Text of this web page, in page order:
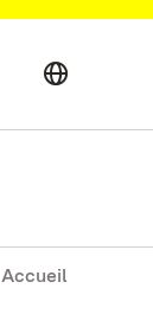
Accueil